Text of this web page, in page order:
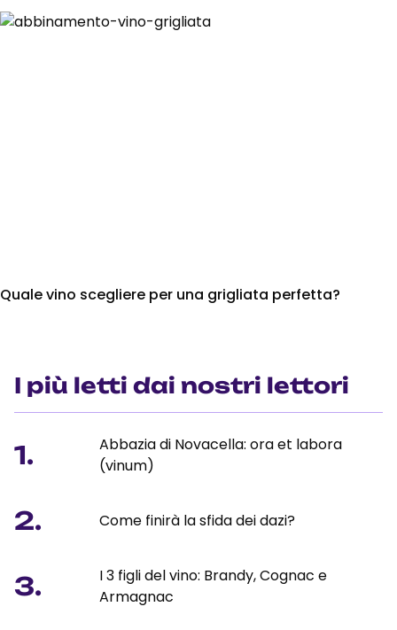
Quale vino scegliere per una grigliata perfetta?
I più letti dai nostri lettori
1.
Abbazia di Novacella: ora et labora
(vinum)
2. Come finirà la sfida dei dazi?
3.
I 3 figli del vino: Brandy, Cognac e
Armagnac